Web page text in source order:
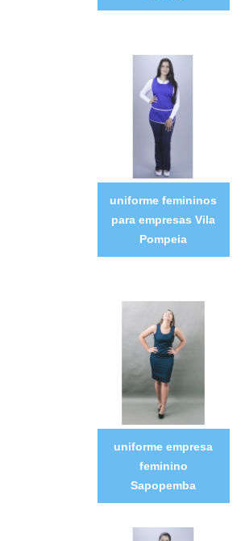
uniforme femininos
para empresas Vila
Pompeia
uniforme empresa
feminino
Sapopemba